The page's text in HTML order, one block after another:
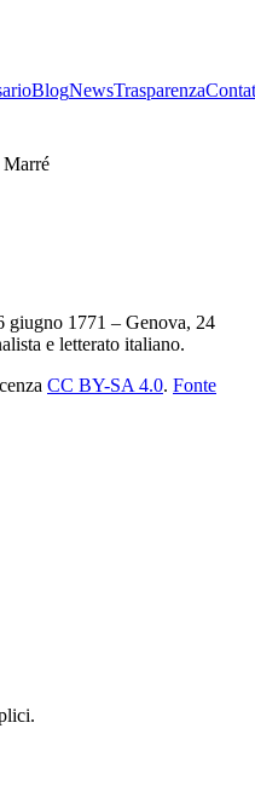
BlogNewsTrasparenza
Marré
giugno 1771 – Genova, 24
e letterato italiano.
CC BY-SA 4.0. Fonte